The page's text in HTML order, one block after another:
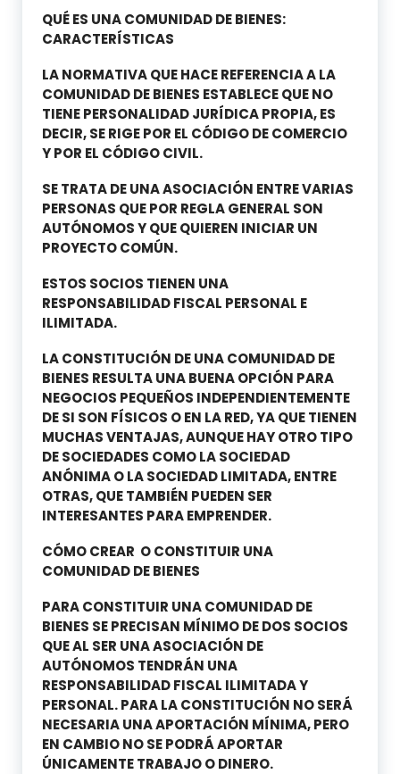
QUÉ ES UNA COMUNIDAD DE BIENES:
CARACTERÍSTICAS
LA NORMATIVA QUE HACE REFERENCIA A LA
COMUNIDAD DE BIENES ESTABLECE QUE NO
TIENE PERSONALIDAD JURÍDICA PROPIA, ES
DECIR, SE RIGE POR EL CÓDIGO DE COMERCIO
Y POR EL CÓDIGO CIVIL.
SE TRATA DE UNA ASOCIACIÓN ENTRE VARIAS
PERSONAS QUE POR REGLA GENERAL SON
AUTÓNOMOS Y QUE QUIEREN INICIAR UN
PROYECTO COMÚN.
ESTOS SOCIOS TIENEN UNA
RESPONSABILIDAD FISCAL PERSONAL E
ILIMITADA.
LA CONSTITUCIÓN DE UNA COMUNIDAD DE
BIENES RESULTA UNA BUENA OPCIÓN PARA
NEGOCIOS PEQUEÑOS INDEPENDIENTEMENTE
DE SI SON FÍSICOS O EN LA RED, YA QUE TIENEN
MUCHAS VENTAJAS, AUNQUE HAY OTRO TIPO
DE SOCIEDADES COMO LA SOCIEDAD
ANÓNIMA O LA SOCIEDAD LIMITADA, ENTRE
OTRAS, QUE TAMBIÉN PUEDEN SER
INTERESANTES PARA EMPRENDER.
CÓMO CREAR O CONSTITUIR UNA
COMUNIDAD DE BIENES
PARA CONSTITUIR UNA COMUNIDAD DE
BIENES SE PRECISAN MÍNIMO DE DOS SOCIOS
QUE AL SER UNA ASOCIACIÓN DE
AUTÓNOMOS TENDRÁN UNA
RESPONSABILIDAD FISCAL ILIMITADA Y
PERSONAL. PARA LA CONSTITUCIÓN NO SERÁ
NECESARIA UNA APORTACIÓN MÍNIMA, PERO
EN CAMBIO NO SE PODRÁ APORTAR
ÚNICAMENTE TRABAJO O DINERO.